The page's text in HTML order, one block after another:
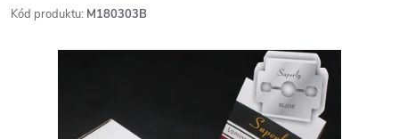
Kód produktu: M180303B